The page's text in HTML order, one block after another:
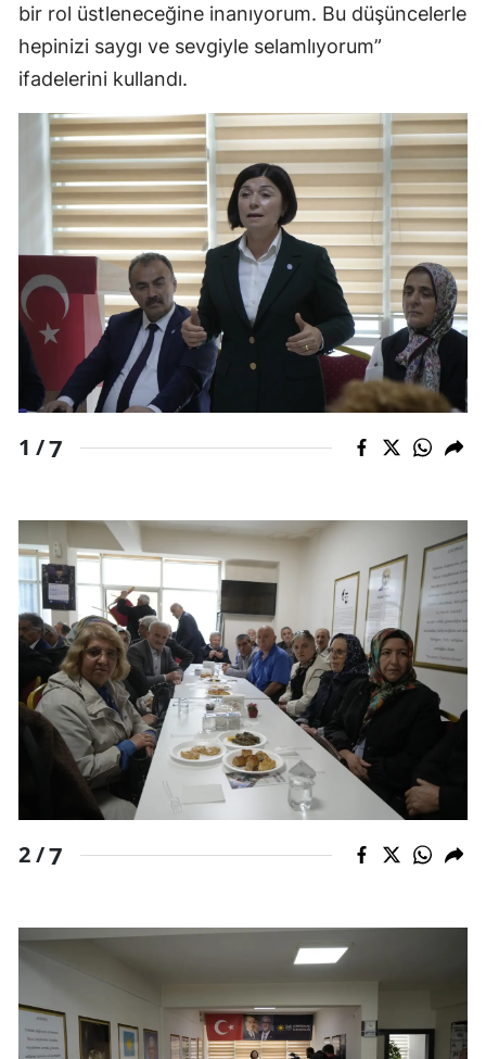
bir rol üstleneceğine inanıyorum. Bu düşüncelerle
hepinizi saygı ve sevgiyle selamlıyorum”
ifadelerini kullandı.
1 /7
2 /7